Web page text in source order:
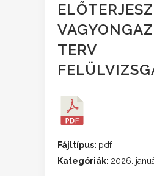
TERV
Fájltípus: pdf
Kategóriák: 2026.